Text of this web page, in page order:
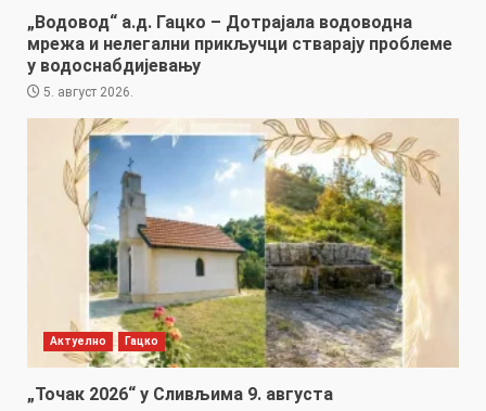
„Водовод“ а.д. Гацко – Дотрајала водоводна
мрежа и нелегални прикључци стварају проблеме
у водоснабдијевању
5. август 2026.
Актуелно Гацко
„Точак 2026“ у Сливљима 9. августа